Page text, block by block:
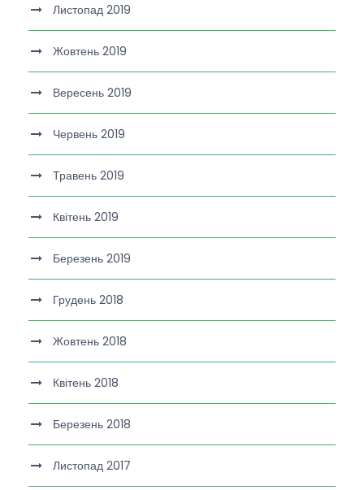
Листопад 2019
Жовтень 2019
Вересень 2019
Червень 2019
Травень 2019
Квітень 2019
Березень 2019
Грудень 2018
Жовтень 2018
Квітень 2018
Березень 2018
Листопад 2017